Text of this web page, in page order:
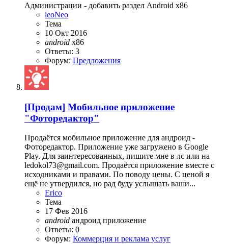
Администрации - добавить раздел Android x86
leoNeo
Тема
10 Окт 2016
android x86
Ответы: 3
Форум: Предложения
[Продам] Мобильное приложение
"Фоторедактор"
Продаётся мобильное приложение для андроид -
Фоторедактор. Приложение уже загружено в Google
Play. Для заинтересованных, пишите мне в лс или на
ledokol73@gmail.com. Продаётся приложение вместе с
исходниками и правами. По поводу цены. С ценой я
ещё не утвердился, но рад буду услышать ваши...
Erico
Тема
17 Фев 2016
android андроид приложение
Ответы: 0
Форум: Коммерция и реклама услуг